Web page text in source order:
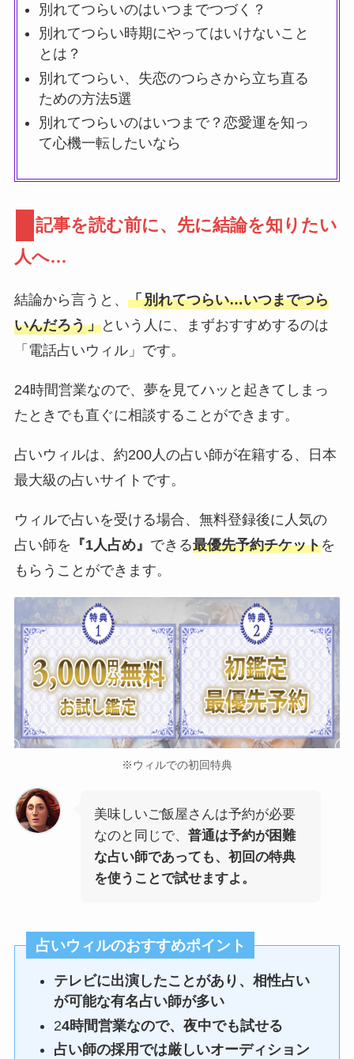
別れてつらいのはいつまでつづく？
別れてつらい時期にやってはいけないこと
とは？
別れてつらい、失恋のつらさから立ち直る
ための方法5選
別れてつらいのはいつまで？恋愛運を知っ
て心機一転したいなら
記事を読む前に、先に結論を知りたい
人へ…
結論から言うと、 「別れてつらい…いつまでつら
いんだろう」という人に、まずおすすめするのは
「電話占いウィル」です。
24時間営業なので、夢を見てハッと起きてしまっ
たときでも直ぐに相談することができます。
占いウィルは、約200人の占い師が在籍する、日本
最大級の占いサイトです。
ウィルで占いを受ける場合、無料登録後に人気の
占い師を 『1人占め』 できる最優先予約チケットを
もらうことができます。
※ウィルでの初回特典
美味しいご飯屋さんは予約が必要
なのと同じで、 普通は予約が困難
な占い師であっても、初回の特典
を使うことで試せますよ。
占いウィルのおすすめポイント
テレビに出演したことがあり、相性占い
が可能な有名占い師が多い
24時間営業なので、夜中でも試せる
占い師の採用では厳しいオーディション